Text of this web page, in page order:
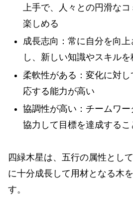
上手で、人々との円滑な
楽しめる
成長志向：常に自分を向
し、新しい知識やスキル
柔軟性がある：変化に対
応する能力が高い
協調性が高い：チームワー
協力して目標を達成するこ
四緑木星は、五行の属性とし
に十分成長して用材となる木
す。